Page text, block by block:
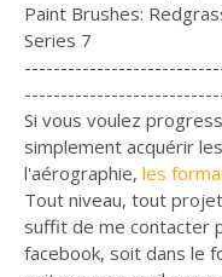
Paint Brushes:
Series 7
Si vous voulez
simplement acquérir
l'aérographie, les
Tout niveau, tout
suffit de me contacter
facebook, soit dans le